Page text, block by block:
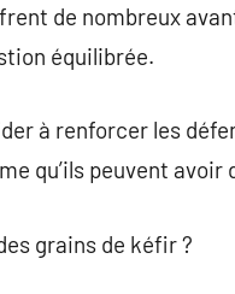
de nombreux
équilibrée.
à renforcer les
qu’ils peuvent
grains de kéfir ?